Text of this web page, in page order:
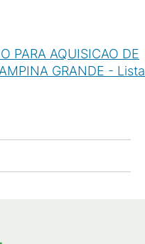
PARA AQUISICAO DE
GRANDE - Lista